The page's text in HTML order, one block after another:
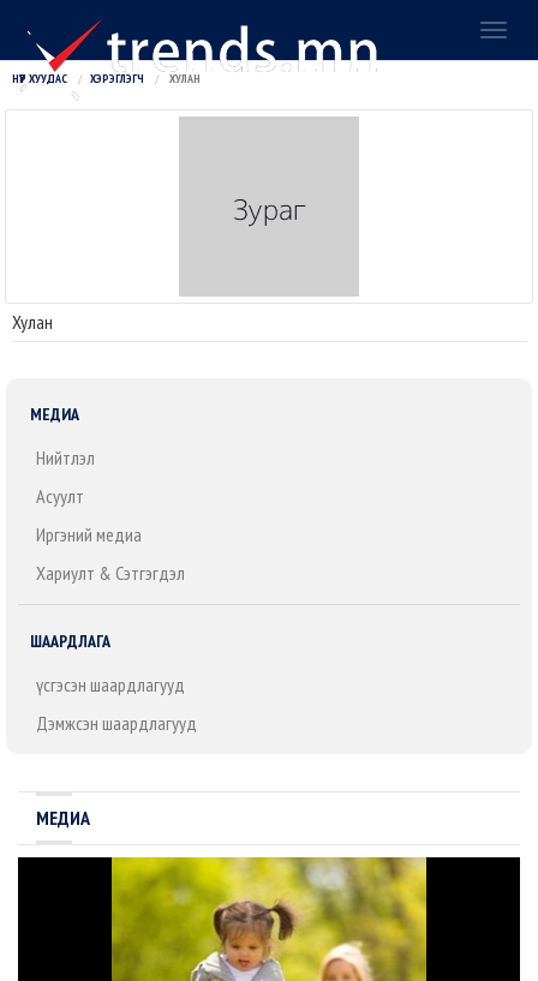
НҮҮР ХУУДАС ХЭРЭГЛЭГЧ ХУЛАН
Хулан
МЕДИА
Нийтлэл
Асуулт
Иргэний медиа
Хариулт & Сэтгэгдэл
ШААРДЛАГА
Үүсгэсэн шаардлагууд
Дэмжсэн шаардлагууд
МЕДИА